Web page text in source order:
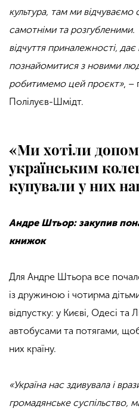
культура, там ми
самотніми та розгубленими.
відчуття приналежності,
познайомитися з новими
робитимемо цей проєкт», –
Полілуєв-Шмідт.
«Ми хотіли
українським
купували у них
Андре Штьор: закупив
книжок
Для Андре Штьора все
із дружиною і чотирма
відпустку: у Києві, Одесі
автобусами та потягами,
них країну.
«Україна нас здивувала і
громадянське суспільство,